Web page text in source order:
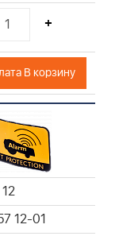
+
В корзину
12
12-01